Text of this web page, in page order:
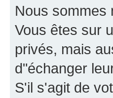
Nous sommes
Vous êtes sur
privés, mais
d"échanger
S'il s'agit de